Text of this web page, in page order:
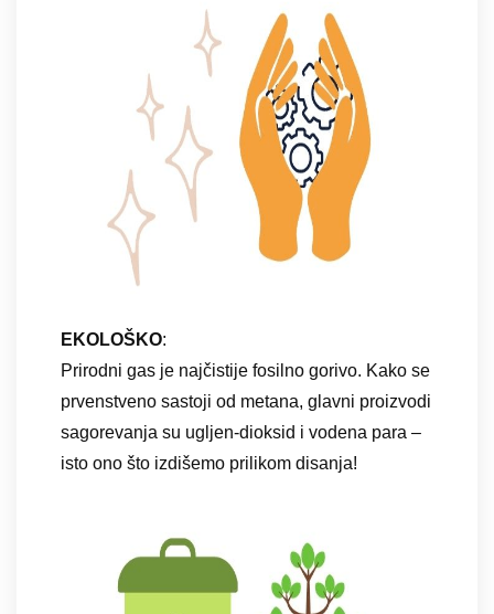
EKOLOŠKO:
Prirodni gas je najčistije fosilno gorivo. Kako se
prvenstveno sastoji od metana, glavni proizvodi
sagorevanja su ugljen-dioksid i vodena para –
isto ono što izdišemo prilikom disanja!